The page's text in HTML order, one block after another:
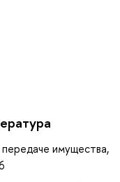
имущества,